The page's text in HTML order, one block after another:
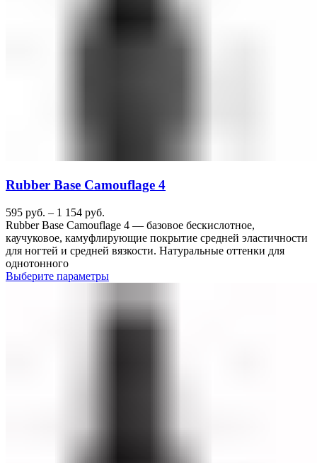
Rubber Base Camouflage 4
595 руб. – 1 154 руб.
Rubber Base Camouflage 4 — базовое бескислотное,
каучуковое, камуфлирующие покрытие средней эластичности
для ногтей и средней вязкости. Натуральные оттенки для
однотонного
Выберите параметры